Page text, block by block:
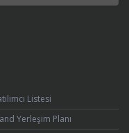
Listesi
Yerleşim Planı